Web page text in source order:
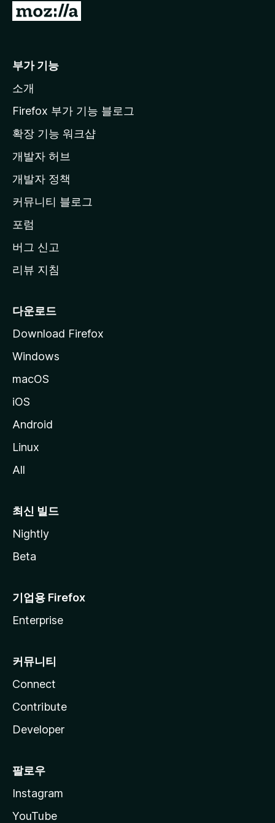
M
l
a
페
이
지
이
동
부가 기능
소개
Firefox 부가 기능 블로그
확장 기능 워크샵
개발자 허브
개발자 정책
커뮤니티 블로그
포럼
버그 신고
리뷰 지침
다운로드
Download Firefox
Windows
macOS
iOS
Android
Linux
All
최신 빌드
Nightly
Beta
기업용 Firefox
Enterprise
커뮤니티
Connect
Contribute
Developer
팔로우
Instagram
YouTube